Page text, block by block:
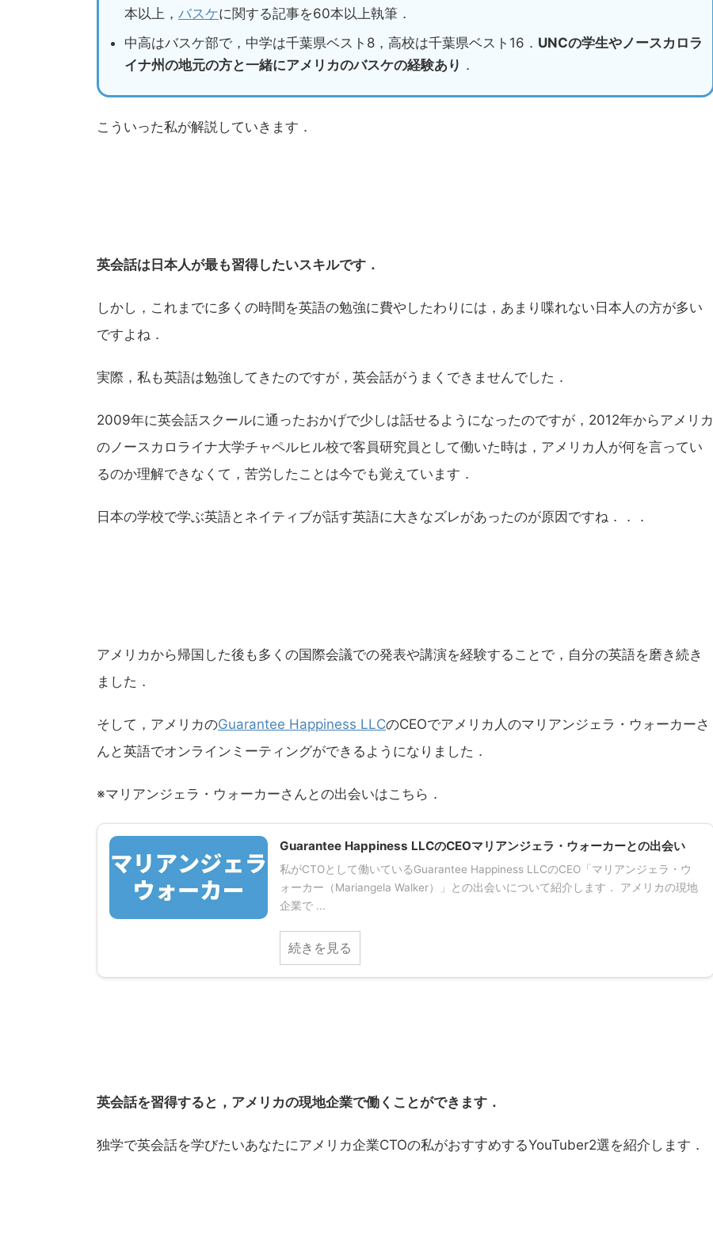
本以上， バスケに関する記事を60本以上執筆．
中高はバスケ部で，中学は千葉県ベスト8，高校は千葉県ベスト16． UNCの学生やノースカロラ
イナ州の地元の方と一緒にアメリカのバスケの経験あり ．
こういった私が解説していきます．
英会話は日本人が最も習得したいスキルです．
しかし，これまでに多くの時間を英語の勉強に費やしたわりには，あまり喋れない日本人の方が多い
ですよね．
実際，私も英語は勉強してきたのですが，英会話がうまくできませんでした．
2009年に英会話スクールに通ったおかげで少しは話せるようになったのですが，2012年からアメリカ
のノースカロライナ大学チャペルヒル校で客員研究員として働いた時は，アメリカ人が何を言ってい
るのか理解できなくて，苦労したことは今でも覚えています．
日本の学校で学ぶ英語とネイティブが話す英語に大きなズレがあったのが原因ですね．．．
アメリカから帰国した後も多くの国際会議での発表や講演を経験することで，自分の英語を磨き続き
ました．
そして，アメリカのGuarantee Happiness LLCのCEOでアメリカ人のマリアンジェラ・ウォーカーさ
んと英語でオンラインミーティングができるようになりました．
※マリアンジェラ・ウォーカーさんとの出会いはこちら．
Guarantee Happiness LLCのCEOマリアンジェラ・ウォーカーとの出会い
私がCTOとして働いているGuarantee Happiness LLCのCEO「マリアンジェラ・ウ
ォーカー（Mariangela Walker）」との出会いについて紹介します． アメリカの現地
企業で ...
続きを見る
英会話を習得すると，アメリカの現地企業で働くことができます．
独学で英会話を学びたいあなたにアメリカ企業CTOの私がおすすめするYouTuber2選を紹介します．